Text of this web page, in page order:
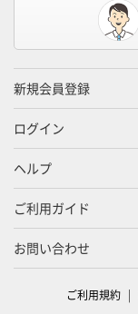
新規会員登録
ログイン
ヘルプ
ご利用ガイド
お問い合わせ
ご利用規約